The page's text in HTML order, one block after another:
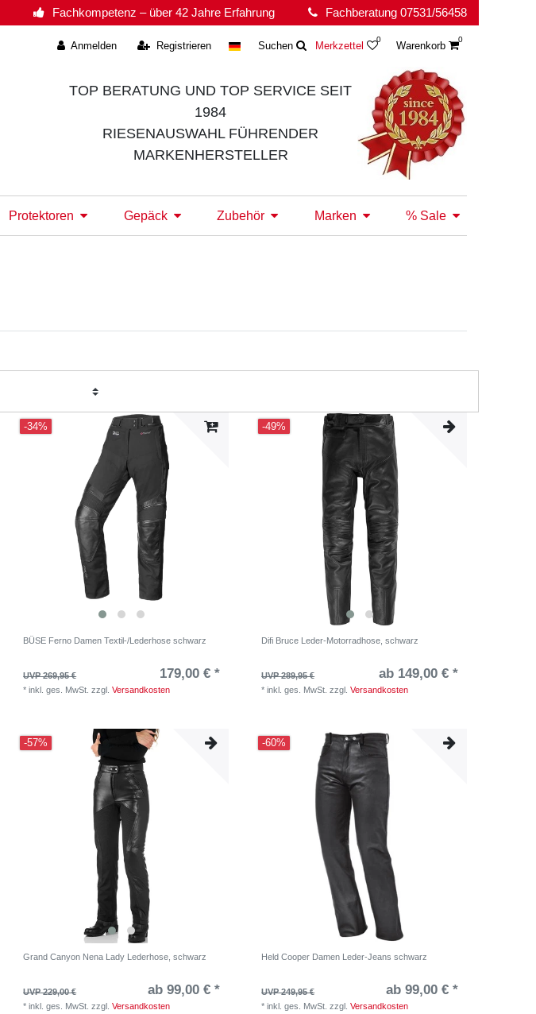
Fachkompetenz – über 42 Jahre Erfahrung Fachberatung 07531/56458
Anmelden Registrieren Suchen Merkzettel
0
Warenkorb
0
TOP BERATUNG UND TOP SERVICE SEIT
1984
RIESENAUSWAHL FÜHRENDER
MARKENHERSTELLER
Protektoren Gepäck Zubehör Marken % Sale
-34%
BÜSE Ferno Damen Textil-/Lederhose schwarz
UVP 269,95 € 179,00 € *
*inkl. ges. MwSt. zzgl.Versandkosten
-49%
Difi Bruce Leder-Motorradhose, schwarz
UVP 289,95 € ab 149,00 € *
*inkl. ges. MwSt. zzgl.Versandkosten
-57%
Grand Canyon Nena Lady Lederhose, schwarz
UVP 229,00 € ab 99,00 € *
*inkl. ges. MwSt. zzgl.Versandkosten
-60%
Held Cooper Damen Leder-Jeans schwarz
UVP 249,95 € ab 99,00 € *
*inkl. ges. MwSt. zzgl.Versandkosten